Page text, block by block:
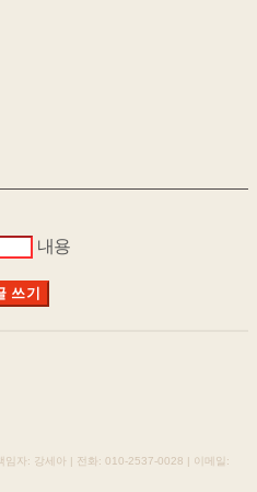
내용
쓰기
임자: 강세아 | 전화: 010-2537-0028 | 이메일: